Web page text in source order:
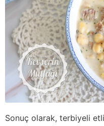
Sonuç olarak, terbiyeli